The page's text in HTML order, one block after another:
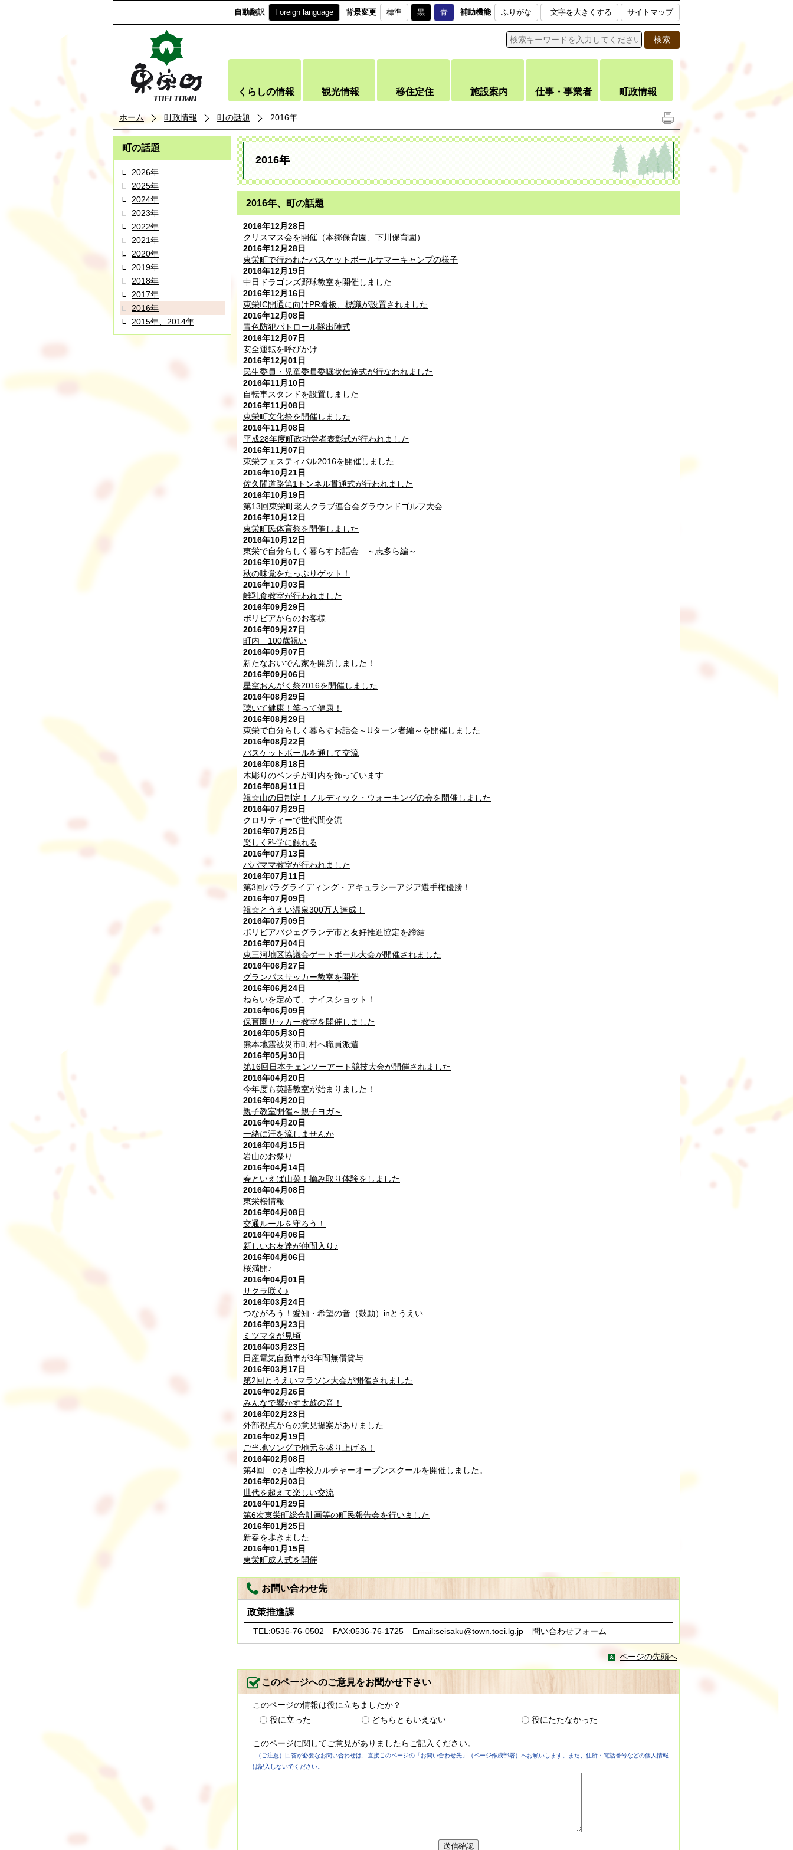
自動翻訳 Foreign language 背景変更 標準 黒 青 補助機能 ふりがな 文字を大きくする サイトマップ
くらしの情報 観光情報 移住定住 施設案内 仕事・事業者 町政情報
ホーム 町政情報 町の話題 2016年
町の話題
2026年
2025年
2024年
2023年
2022年
2021年
2020年
2019年
2018年
2017年
2016年
2015年、2014年
2016年
2016年、町の話題
2016年12月28日
クリスマス会を開催（本郷保育園、下川保育園）
2016年12月28日
東栄町で行われたバスケットボールサマーキャンプの様子
2016年12月19日
中日ドラゴンズ野球教室を開催しました
2016年12月16日
東栄IC開通に向けPR看板、標識が設置されました
2016年12月08日
青色防犯パトロール隊出陣式
2016年12月07日
安全運転を呼びかけ
2016年12月01日
民生委員・児童委員委嘱状伝達式が行なわれました
2016年11月10日
自転車スタンドを設置しました
2016年11月08日
東栄町文化祭を開催しました
2016年11月08日
平成28年度町政功労者表彰式が行われました
2016年11月07日
東栄フェスティバル2016を開催しました
2016年10月21日
佐久間道路第1トンネル貫通式が行われました
2016年10月19日
第13回東栄町老人クラブ連合会グラウンドゴルフ大会
2016年10月12日
東栄町民体育祭を開催しました
2016年10月12日
東栄で自分らしく暮らすお話会 ～志多ら編～
2016年10月07日
秋の味覚をたっぷりゲット！
2016年10月03日
離乳食教室が行われました
2016年09月29日
ボリビアからのお客様
2016年09月27日
町内 100歳祝い
2016年09月07日
新たなおいでん家を開所しました！
2016年09月06日
星空おんがく祭2016を開催しました
2016年08月29日
聴いて健康！笑って健康！
2016年08月29日
東栄で自分らしく暮らすお話会～Uターン者編～を開催しました
2016年08月22日
バスケットボールを通して交流
2016年08月18日
木彫りのベンチが町内を飾っています
2016年08月11日
祝☆山の日制定！ノルディック・ウォーキングの会を開催しました
2016年07月29日
クロリティーで世代間交流
2016年07月25日
楽しく科学に触れる
2016年07月13日
パパママ教室が行われました
2016年07月11日
第3回パラグライディング・アキュラシーアジア選手権優勝！
2016年07月09日
祝☆とうえい温泉300万人達成！
2016年07月09日
ボリビアバジェグランデ市と友好推進協定を締結
2016年07月04日
東三河地区協議会ゲートボール大会が開催されました
2016年06月27日
グランパスサッカー教室を開催
2016年06月24日
ねらいを定めて、ナイスショット！
2016年06月09日
保育園サッカー教室を開催しました
2016年05月30日
熊本地震被災市町村へ職員派遣
2016年05月30日
第16回日本チェンソーアート競技大会が開催されました
2016年04月20日
今年度も英語教室が始まりました！
2016年04月20日
親子教室開催～親子ヨガ～
2016年04月20日
一緒に汗を流しませんか
2016年04月15日
岩山のお祭り
2016年04月14日
春といえば山菜！摘み取り体験をしました
2016年04月08日
東栄桜情報
2016年04月08日
交通ルールを守ろう！
2016年04月06日
新しいお友達が仲間入り♪
2016年04月06日
桜満開♪
2016年04月01日
サクラ咲く♪
2016年03月24日
つながろう！愛知・希望の音（鼓動）inとうえい
2016年03月23日
ミツマタが見頃
2016年03月23日
日産電気自動車が3年間無償貸与
2016年03月17日
第2回とうえいマラソン大会が開催されました
2016年02月26日
みんなで響かす太鼓の音！
2016年02月23日
外部視点からの意見提案がありました
2016年02月19日
ご当地ソングで地元を盛り上げる！
2016年02月08日
第4回 のき山学校カルチャーオープンスクールを開催しました。
2016年02月03日
世代を超えて楽しい交流
2016年01月29日
第6次東栄町総合計画等の町民報告会を行いました
2016年01月25日
新春を歩きました
2016年01月15日
東栄町成人式を開催
お問い合わせ先
政策推進課
TEL:0536-76-0502 FAX:0536-76-1725 Email:seisaku@town.toei.lg.jp 問い合わせフォーム
ページの先頭へ
このページへのご意見をお聞かせ下さい
このページの情報は役に立ちましたか？
役に立った
どちらともいえない 役にたたなかった
このページに関してご意見がありましたらご記入ください。
（ご注意）回答が必要なお問い合わせは、直接このページの「お問い合わせ先」（ページ作成部署）へお願いします。また、住所・電話番号などの個人情報
は記入しないでください。